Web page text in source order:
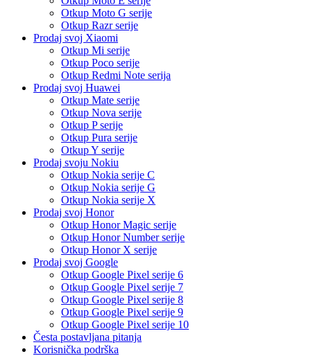
Otkup Moto G serije
Otkup Razr serije
Prodaj svoj Xiaomi
Otkup Mi serije
Otkup Poco serije
Otkup Redmi Note serija
Prodaj svoj Huawei
Otkup Mate serije
Otkup Nova serije
Otkup P serije
Otkup Pura serije
Otkup Y serije
Prodaj svoju Nokiu
Otkup Nokia serije C
Otkup Nokia serije G
Otkup Nokia serije X
Prodaj svoj Honor
Otkup Honor Magic serije
Otkup Honor Number serije
Otkup Honor X serije
Prodaj svoj Google
Otkup Google Pixel serije 6
Otkup Google Pixel serije 7
Otkup Google Pixel serije 8
Otkup Google Pixel serije 9
Otkup Google Pixel serije 10
Česta postavljana pitanja
Korisnička podrška